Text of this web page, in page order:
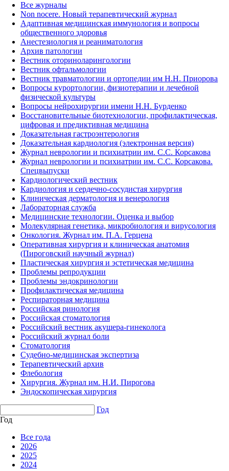
Все журналы
Non nocere. Новый терапевтический журнал
Адаптивная медицинская иммунология и вопросы
общественного здоровья
Анестезиология и реаниматология
Архив патологии
Вестник оториноларингологии
Вестник офтальмологии
Вестник травматологии и ортопедии им Н.Н. Приорова
Вопросы курортологии, физиотерапии и лечебной
физической культуры
Вопросы нейрохирургии имени Н.Н. Бурденко
Восстановительные биотехнологии, профилактическая,
цифровая и предиктивная медицина
Доказательная гастроэнтерология
Доказательная кардиология (электронная версия)
Журнал неврологии и психиатрии им. С.С. Корсакова
Журнал неврологии и психиатрии им. С.С. Корсакова.
Спецвыпуски
Кардиологический вестник
Кардиология и сердечно-сосудистая хирургия
Клиническая дерматология и венерология
Лабораторная служба
Медицинские технологии. Оценка и выбор
Молекулярная генетика, микробиология и вирусология
Онкология. Журнал им. П.А. Герцена
Оперативная хирургия и клиническая анатомия
(Пироговский научный журнал)
Пластическая хирургия и эстетическая медицина
Проблемы репродукции
Проблемы эндокринологии
Профилактическая медицина
Респираторная медицина
Российская ринология
Российская стоматология
Российский вестник акушера-гинеколога
Российский журнал боли
Стоматология
Судебно-медицинская экспертиза
Терапевтический архив
Флебология
Хирургия. Журнал им. Н.И. Пирогова
Эндоскопическая хирургия
Год
Год
Все года
2026
2025
2024